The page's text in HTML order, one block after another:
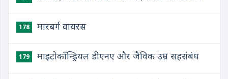
178 मारबर्ग वायरस
179 माइटोकॉन्ड्रियल डीएनए और जैविक उम्र सहसंबंध